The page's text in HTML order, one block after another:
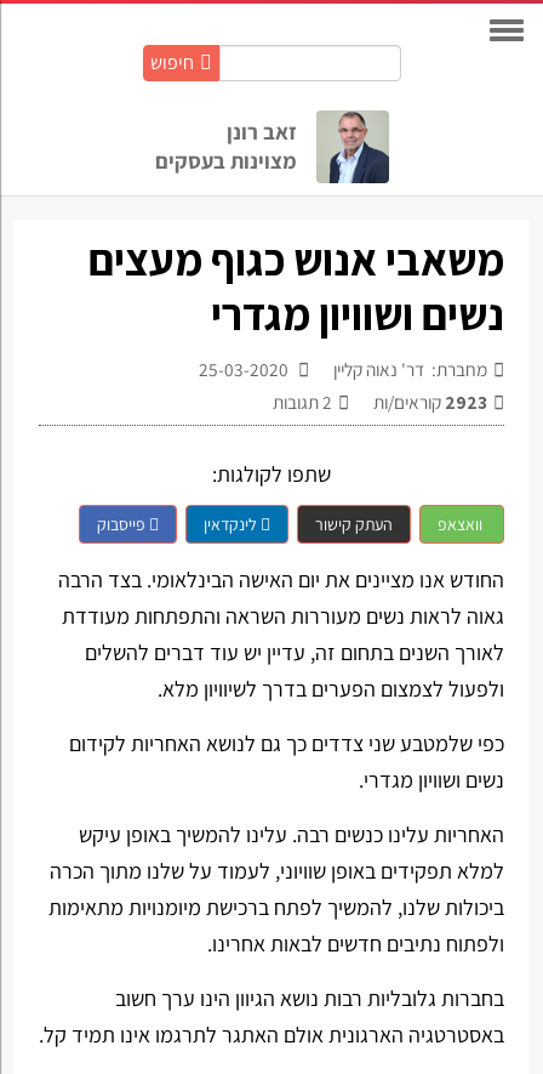
חיפוש
זאב רונן
מצוינות בעסקים
משאבי אנוש כגוף מעצים
נשים ושוויון מגדרי
מחברת: דר' נאוה קליין
2923 קוראים/ות 2תגובות
שתפו לקולגות:
וואצאפ העתק קישור לינקדאין פייסבוק
החודש אנו מציינים את יום האישה הבינלאומי. בצד הרבה
גאוה לראות נשים מעוררות השראה והתפתחות מעודדת
לאורך השנים בתחום זה, עדיין יש עוד דברים להשלים
ולפעול לצמצום הפערים בדרך לשיוויון מלא.
כפי שלמטבע שני צדדים כך גם לנושא האחריות לקידום
נשים ושוויון מגדרי.
האחריות עלינו כנשים רבה. עלינו להמשיך באופן עיקש
למלא תפקידים באופן שוויוני, לעמוד על שלנו מתוך הכרה
ביכולות שלנו, להמשיך לפתח ברכישת מיומנויות מתאימות
ולפתוח נתיבים חדשים לבאות אחרינו.
בחברות גלובליות רבות נושא הגיוון הינו ערך חשוב
באסטרטגיה הארגונית אולם האתגר לתרגמו אינו תמיד קל.